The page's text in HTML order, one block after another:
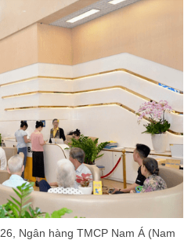
Ngân hàng TMCP Nam Á (Nam